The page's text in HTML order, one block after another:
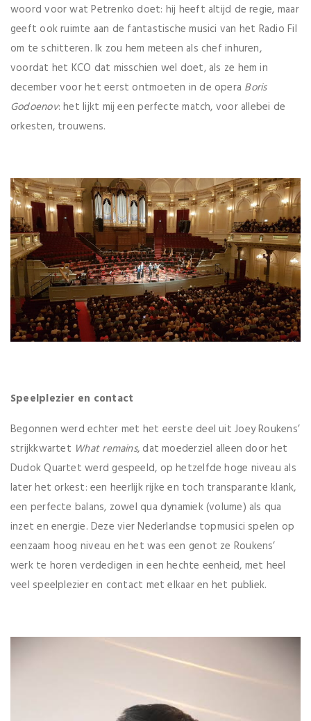
woord voor wat Petrenko doet: hij heeft altijd de regie, maar
geeft ook ruimte aan de fantastische musici van het Radio Fil
om te schitteren. Ik zou hem meteen als chef inhuren,
voordat het KCO dat misschien wel doet, als ze hem in
december voor het eerst ontmoeten in de opera Boris
Godoenov: het lijkt mij een perfecte match, voor allebei de
orkesten, trouwens.
Speelplezier en contact
Begonnen werd echter met het eerste deel uit Joey Roukens’
strijkkwartet What remains, dat moederziel alleen door het
Dudok Quartet werd gespeeld, op hetzelfde hoge niveau als
later het orkest: een heerlijk rijke en toch transparante klank,
een perfecte balans, zowel qua dynamiek (volume) als qua
inzet en energie. Deze vier Nederlandse topmusici spelen op
eenzaam hoog niveau en het was een genot ze Roukens’
werk te horen verdedigen in een hechte eenheid, met heel
veel speelplezier en contact met elkaar en het publiek.